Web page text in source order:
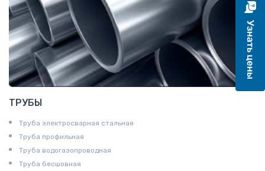
ТРУБЫ
Труба электросварная стальная
Труба профильная
Труба водогазопроводная
Труба бесшовная